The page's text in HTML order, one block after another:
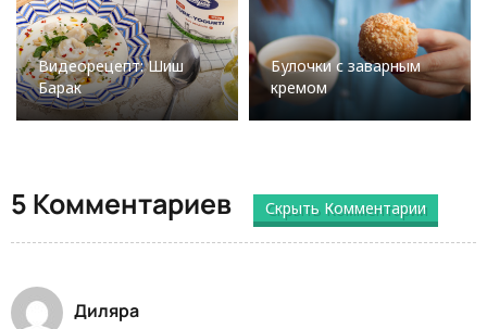
Видеорецепт: Шиш
Барак
Булочки с заварным
кремом
5 Комментариев Скрыть Комментарии
Диляра